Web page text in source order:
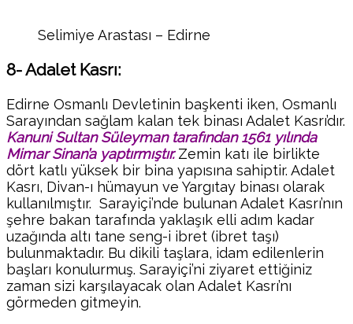
Selimiye Arastası – Edirne
8- Adalet Kasrı:
Edirne Osmanlı Devletinin başkenti iken, Osmanlı
Sarayından sağlam kalan tek binası Adalet Kasrı’dır.
Kanuni Sultan Süleyman tarafından 1561 yılında
Mimar Sinan’a yaptırmıştır. Zemin katı ile birlikte
dört katlı yüksek bir bina yapısına sahiptir. Adalet
Kasrı, Divan-ı hümayun ve Yargıtay binası olarak
kullanılmıştır. Sarayiçi’nde bulunan Adalet Kasrı’nın
şehre bakan tarafında yaklaşık elli adım kadar
uzağında altı tane seng-i ibret (ibret taşı)
bulunmaktadır. Bu dikili taşlara, idam edilenlerin
başları konulurmuş. Sarayiçi’ni ziyaret ettiğiniz
zaman sizi karşılayacak olan Adalet Kasrı’nı
görmeden gitmeyin.